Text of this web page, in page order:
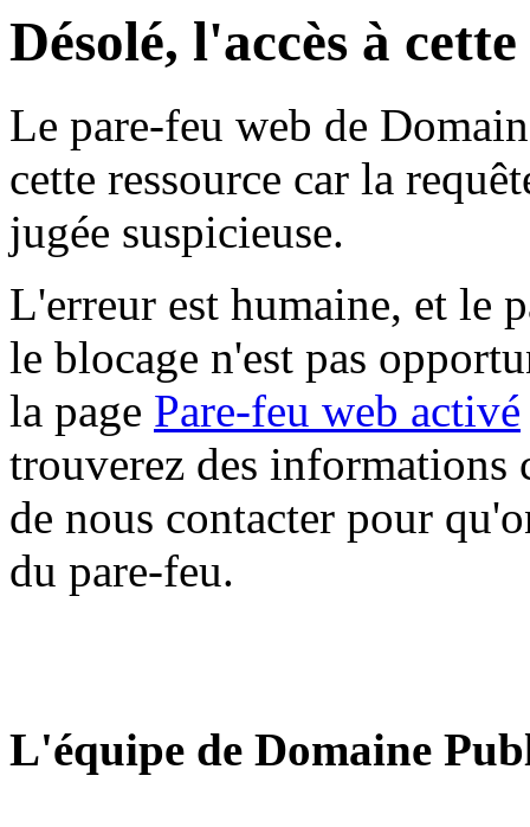
Désolé, l'accès à
Le pare-feu web de
cette ressource car la
jugée suspicieuse.
L'erreur est humaine, et le
le blocage n'est pas
la page Pare-feu web activé
trouverez des informations
de nous contacter pour
du pare-feu.
L'équipe de Domaine